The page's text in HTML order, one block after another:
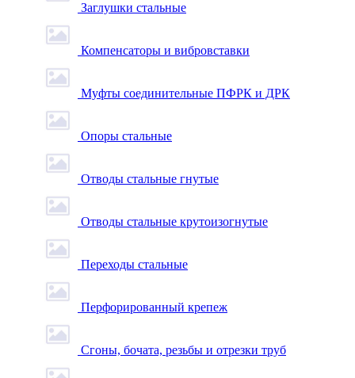
Заглушки стальные
Компенсаторы и вибровставки
Муфты соединительные ПФРК и ДРК
Опоры стальные
Отводы стальные гнутые
Отводы стальные крутоизогнутые
Переходы стальные
Перфорированный крепеж
Сгоны, бочата, резьбы и отрезки труб